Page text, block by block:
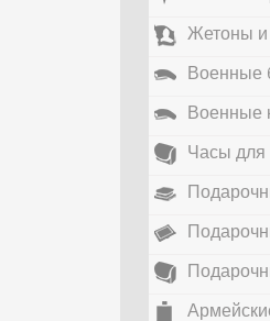
Жетоны
Военные
Военные
Часы для